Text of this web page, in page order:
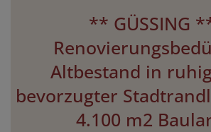
** GÜSSING
Altbestand in
bevorzugter
4.100 m2